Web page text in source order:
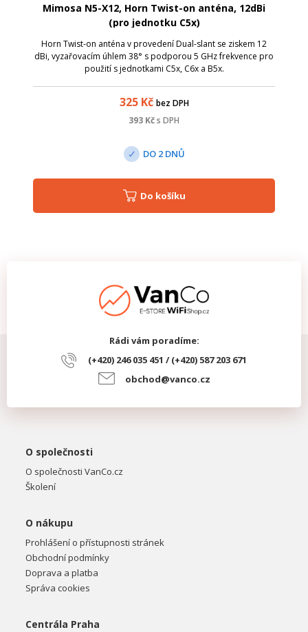
Mimosa N5-X12, Horn Twist-on anténa, 12dBi
(pro jednotku C5x)
Horn Twist-on anténa v provedení Dual-slant se ziskem 12
dBi, vyzařovacím úhlem 38° s podporou 5 GHz frekvence pro
použití s jednotkami C5x, C6x a B5x.
325Kč bez DPH
393 Kčs DPH
DO 2 DNŮ
Do košíku
Rádi vám poradíme:
(+420) 246 035 451 / (+420) 587 203 671
obchod@vanco.cz
O společnosti
O společnosti VanCo.cz
Školení
O nákupu
Prohlášení o přístupnosti stránek
Obchodní podmínky
Doprava a platba
Správa cookies
Centrála Praha